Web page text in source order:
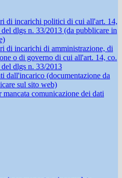
di incarichi politici di cui all'art. 14,
dlgs n. 33/2013 (da pubblicare in
di incarichi di amministrazione, di
o di governo di cui all'art. 14, co.
del dlgs n. 33/2013
dall'incarico (documentazione da
sul sito web)
mancata comunicazione dei dati